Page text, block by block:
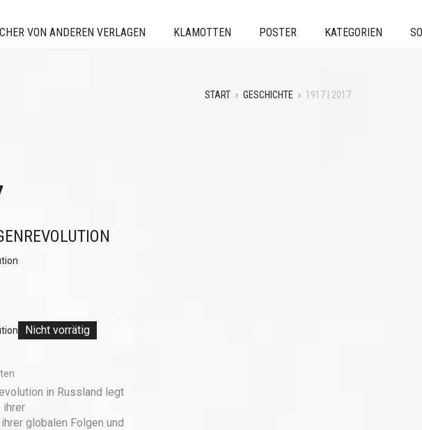
VON ANDEREN VERLAGEN KLAMOTTEN POSTER KATEGORIEN
START » GESCHICHTE » 1917 | 2017
Nicht vorrätig
in Russland legt
ihrer
globalen Folgen und